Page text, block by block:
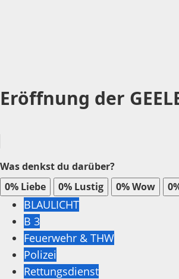
Eröffnung der
Was denkst du darüber?
0% Liebe 0% Lustig 0%Wow
BLAULICHT
B 3
Feuerwehr & THW
Polizei
Rettungsdienst